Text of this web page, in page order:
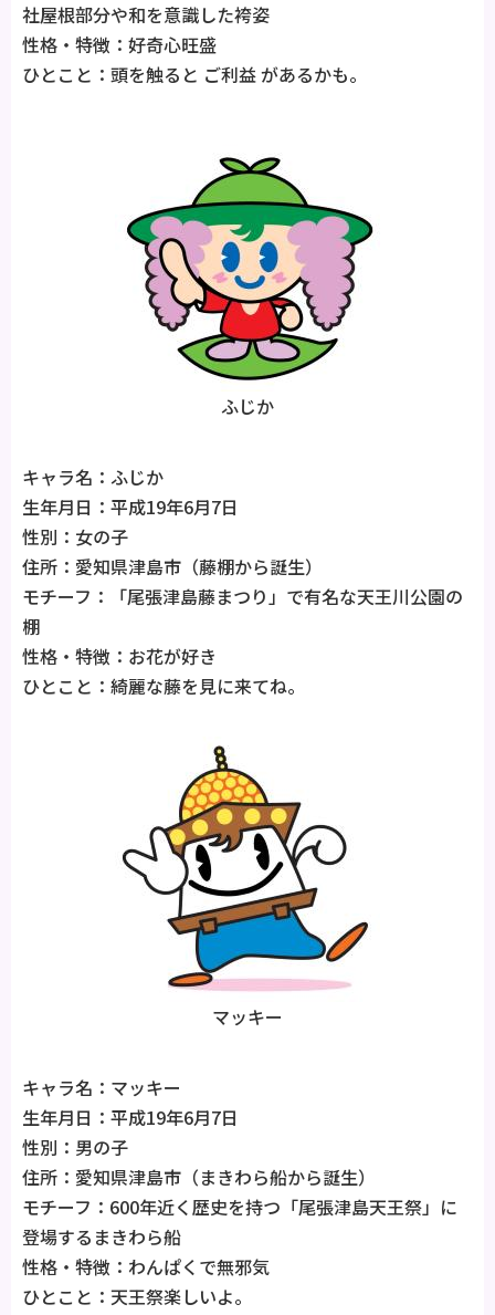
社屋根部分や和を意識した袴姿
性格・特徴：好奇心旺盛
ひとこと：頭を触ると ご利益 があるかも。
ふじか
キャラ名：ふじか
生年月日：平成19年6月7日
性別：女の子
住所：愛知県津島市（藤棚から誕生）
モチーフ：「尾張津島藤まつり」で有名な天王川公園の
棚
性格・特徴：お花が好き
ひとこと：綺麗な藤を見に来てね。
マッキー
キャラ名：マッキー
生年月日：平成19年6月7日
性別：男の子
住所：愛知県津島市（まきわら船から誕生）
モチーフ：600年近く歴史を持つ「尾張津島天王祭」に
登場するまきわら船
性格・特徴：わんぱくで無邪気
ひとこと：天王祭楽しいよ。